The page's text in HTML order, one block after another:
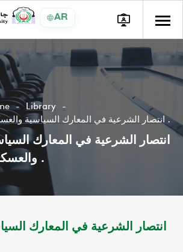
AR
Library
انتصار الشرعية في المعارك السياسية والعسكرية .
انتصار الشرعية في المعارك
والعسكرية .
انتصار الشرعية في المعارك